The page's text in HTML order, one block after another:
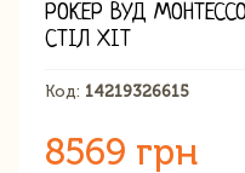
РОКЕР ВУД
СТІЛ ХІТ
Код: 14219326615
8569 грн